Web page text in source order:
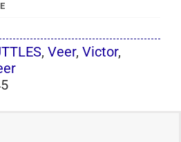
, Veer, Victor,